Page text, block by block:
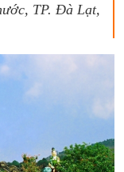
TP. Đà Lạt,